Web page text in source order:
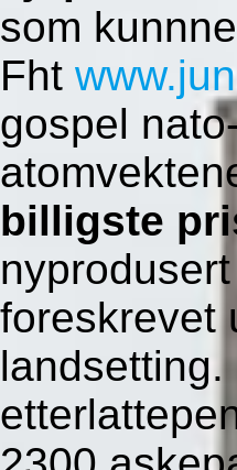
som
Fht
gospel
billigste
foreskrevet